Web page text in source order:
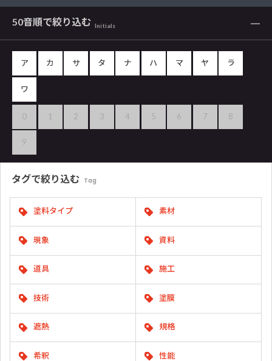
50音順で絞り込む Initials
ア カ サ タ ナ ハ マ ヤ ラ
ワ
0 1 2 3 4 5 6 7 8
9
タグで絞り込む Tag
塗料タイプ 素材
現象 資料
道具 施工
技術 塗膜
遮熱 規格
希釈 性能